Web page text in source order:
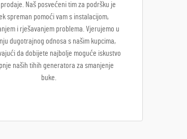
Naš posvećeni tim za podršku je
spreman pomoći vam s instalacijom,
i rješavanjem problema. Vjerujemo u
dugotrajnog odnosa s našim kupcima,
da dobijete najbolje moguće iskustvo
naših tihih generatora za smanjenje
buke.